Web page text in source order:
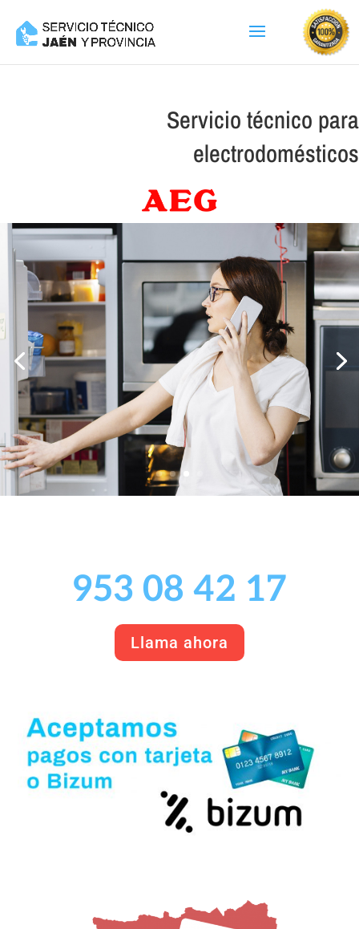
Servicio técnico para
electrodomésticos
953 08 42 17
Llama ahora